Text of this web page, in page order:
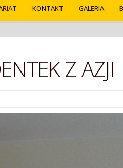
KONTAKT GALERIA
Z AZJI